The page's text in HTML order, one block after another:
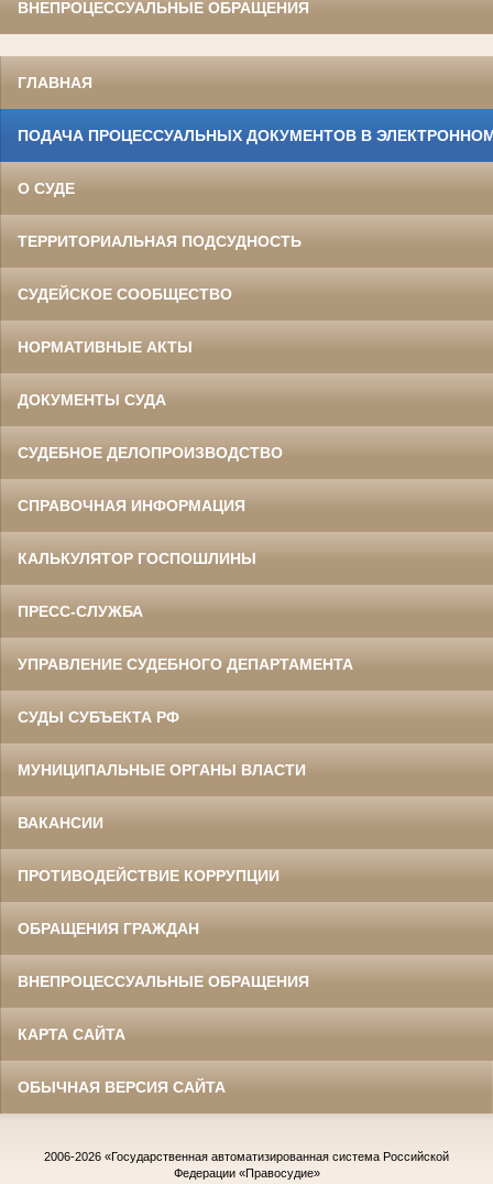
ВНЕПРОЦЕССУАЛЬНЫЕ ОБРАЩЕНИЯ
ГЛАВНАЯ
ПОДАЧА ПРОЦЕССУАЛЬНЫХ ДОКУМЕНТОВ В
О СУДЕ
ТЕРРИТОРИАЛЬНАЯ ПОДСУДНОСТЬ
СУДЕЙСКОЕ СООБЩЕСТВО
НОРМАТИВНЫЕ АКТЫ
ДОКУМЕНТЫ СУДА
СУДЕБНОЕ ДЕЛОПРОИЗВОДСТВО
СПРАВОЧНАЯ ИНФОРМАЦИЯ
КАЛЬКУЛЯТОР ГОСПОШЛИНЫ
ПРЕСС-СЛУЖБА
УПРАВЛЕНИЕ СУДЕБНОГО ДЕПАРТАМЕНТА
СУДЫ СУБЪЕКТА РФ
МУНИЦИПАЛЬНЫЕ ОРГАНЫ ВЛАСТИ
ВАКАНСИИ
ПРОТИВОДЕЙСТВИЕ КОРРУПЦИИ
ОБРАЩЕНИЯ ГРАЖДАН
ВНЕПРОЦЕССУАЛЬНЫЕ ОБРАЩЕНИЯ
КАРТА САЙТА
ОБЫЧНАЯ ВЕРСИЯ САЙТА
2006-2026 «Государственная автоматизированная система Российской
Федерации «Правосудие»